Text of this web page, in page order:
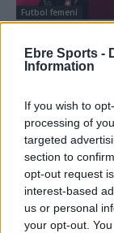
Ebre Sports -
Information
If you wish to
processing of
targeted
section to
opt-out request
interest-based
us or personal
your opt-out.
Futbol femení
DEIXA UNA